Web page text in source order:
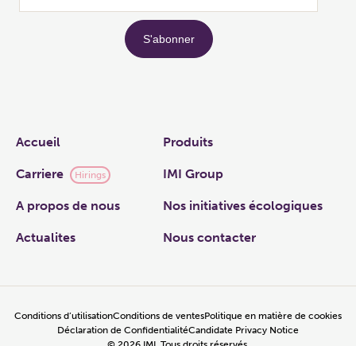
Links
Accueil Produits
Carriere Hirings IMI Group
A propos de nous Nos initiatives écologiques
Actualites Nous contacter
Conditions d’utilisationConditions de ventesPolitique en matière de cookies
Déclaration de ConfidentialitéCandidate Privacy Notice